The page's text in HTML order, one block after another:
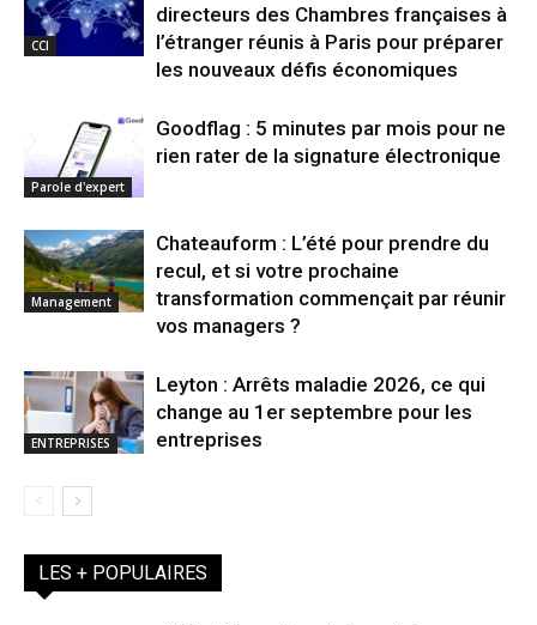
CCI
directeurs des Chambres françaises à
l’étranger réunis à Paris pour préparer
les nouveaux défis économiques
Parole d'expert
Goodflag : 5 minutes par mois pour ne
rien rater de la signature électronique
Management
Chateauform : L’été pour prendre du
recul, et si votre prochaine
transformation commençait par réunir
vos managers ?
ENTREPRISES
Leyton : Arrêts maladie 2026, ce qui
change au 1er septembre pour les
entreprises
LES + POPULAIRES